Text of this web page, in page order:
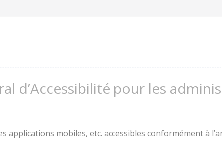
d’Accessibilité pour les
mobiles, etc. accessibles conformément à